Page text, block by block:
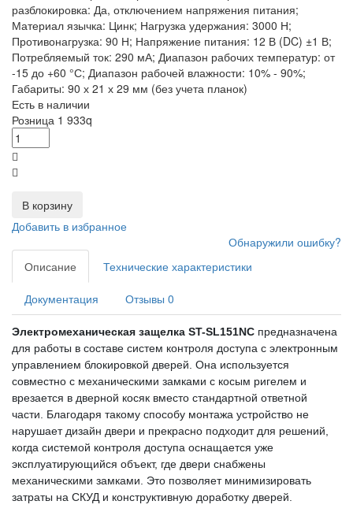
разблокировка: Да, отключением напряжения питания;
Материал язычка: Цинк; Нагрузка удержания: 3000 Н;
Противонагрузка: 90 Н; Напряжение питания: 12 В (DC) ±1 В;
Потребляемый ток: 290 мА; Диапазон рабочих температур: от
-15 до +60 °С; Диапазон рабочей влажности: 10% - 90%;
Габариты: 90 х 21 х 29 мм (без учета планок)
Есть в наличии
Розница 1 933q
В корзину
Добавить в избранное
Обнаружили ошибку?
Описание
Технические характеристики
Документация Отзывы 0
Электромеханическая защелка ST-SL151NC предназначена
для работы в составе систем контроля доступа с электронным
управлением блокировкой дверей. Она используется
совместно с механическими замками с косым ригелем и
врезается в дверной косяк вместо стандартной ответной
части. Благодаря такому способу монтажа устройство не
нарушает дизайн двери и прекрасно подходит для решений,
когда системой контроля доступа оснащается уже
эксплуатирующийся объект, где двери снабжены
механическими замками. Это позволяет минимизировать
затраты на СКУД и конструктивную доработку дверей.